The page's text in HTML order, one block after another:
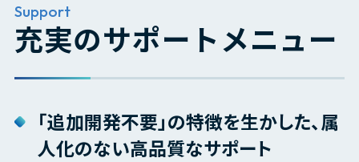
Support
充実のサポートメニュー
「追加開発不要」の特徴を生かした、属
人化のない高品質なサポート